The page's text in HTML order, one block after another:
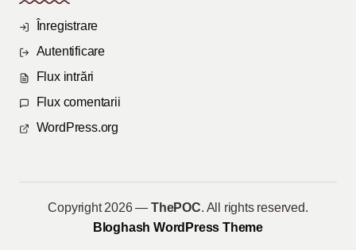
Înregistrare
Autentificare
Flux intrări
Flux comentarii
WordPress.org
Copyright 2026 —ThePOC. All rights reserved.
Bloghash WordPress Theme